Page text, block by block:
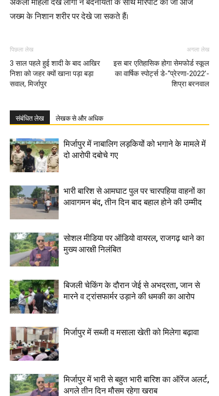
जख्म के निशान शरीर पर देखे जा सकते हैं।
पिछला लेख
3 साल पहले हुई शादी के बाद आखिर
निशा को जहर क्यों खाना पड़ा बड़ा
सवाल, मिर्जापुर
अगला लेख
इस बार एतिहासिक होगा सेमफोर्ड स्कूल
का वार्षिक स्पोर्ट्स डे-‘‘प्रेरणा-2022’-
शिप्रा बरनवाल
संबंधित लेख लेखक से और अधिक
मिर्जापुर में नाबालिग लड़कियों को भगाने के मामले में
दो आरोपी दबोचे गए
भारी बारिश से आमघाट पुल पर चारपहिया वाहनों का
आवागमन बंद, तीन दिन बाद बहाल होने की उम्मीद
सोशल मीडिया पर ऑडियो वायरल, राजगढ़ थाने का
मुख्य आरक्षी निलंबित
बिजली चेकिंग के दौरान जेई से अभद्रता, जान से
मारने व ट्रांसफार्मर उड़ाने की धमकी का आरोप
मिर्जापुर में सब्जी व मसाला खेती को मिलेगा बढ़ावा
मिर्जापुर में भारी से बहुत भारी बारिश का ऑरेंज अलर्ट,
अगले तीन दिन मौसम रहेगा खराब